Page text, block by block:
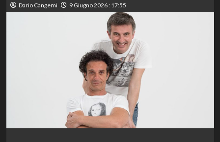
Dario Cangemi 9 Giugno 2026 : 17:55